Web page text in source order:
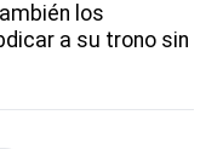
los
a su trono sin